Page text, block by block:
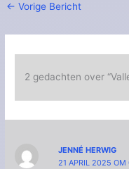
← Vorige Bericht
2 gedachten over
JENNÉ HERWIG
21 APRIL 2025